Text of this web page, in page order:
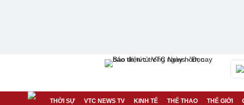
THỜI SỰ VTC NEWS TV KINH TẾ THỂ THAO THẾ GIỚI